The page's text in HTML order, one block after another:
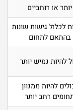
יותר או רוחביים
לכלול גישות שונות
בהתאם לתחום
להיות גמיש יותר
להיות ממגוון
רחב יותר